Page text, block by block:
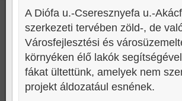
A Diófa u.-Cseresznyefa u.-
szerkezeti tervében zöld-, de
Városfejlesztési és
környéken élő lakók
fákat ültettünk, amelyek nem
projekt áldozatául esnének.